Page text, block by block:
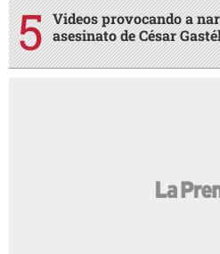
Videos provocando a
asesinato de César